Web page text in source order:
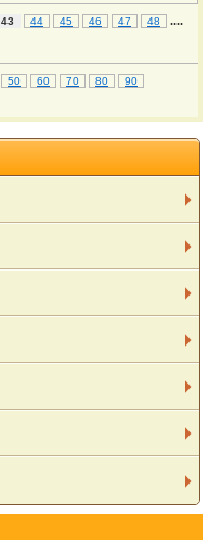
43 44 45 46 47 48 ....
50 60 70 80 90